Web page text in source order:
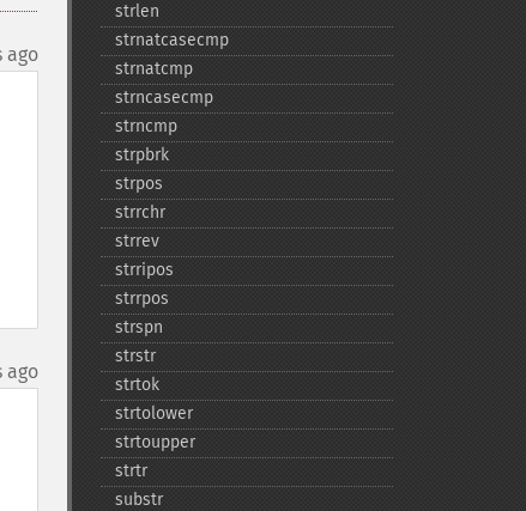
ago
ago
strlen
strnatcasecmp
strnatcmp
strncasecmp
strncmp
strpbrk
strpos
strrchr
strrev
strripos
strrpos
strspn
strstr
strtok
strtolower
strtoupper
strtr
substr